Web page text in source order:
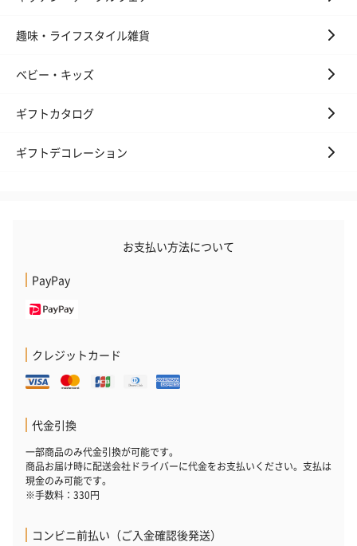
ディット（712円）
酒（655円）
お酒にぴったりのおつまみ・サプリを同梱してお届けいたしま
いぶりがっことチーズ
ン）（981円）
趣味・ライフスタイル雑貨
ベビー・キッズ
ギフトカタログ
ギフトデコレーション
お支払い方法について
PayPay
クレジットカード
代金引換
一部商品のみ代金引換が可能です。
商品お届け時に配送会社ドライバーに代金をお支払いください。支払は
現金のみ可能です。
※手数料：330円
コンビニ前払い（ご入金確認後発送）